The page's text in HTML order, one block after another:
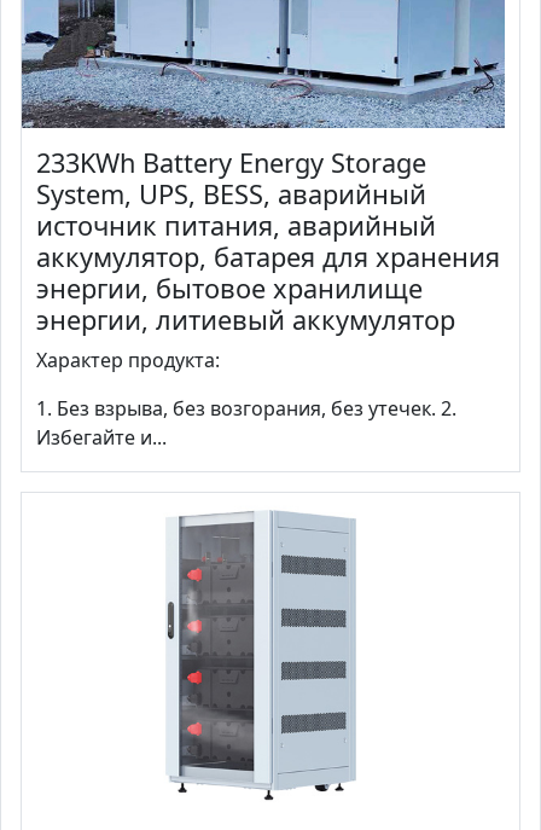
233KWh Battery Energy Storage
System, UPS, BESS, аварийный
источник питания, аварийный
аккумулятор, батарея для хранения
энергии, бытовое хранилище
энергии, литиевый аккумулятор
Характер продукта:
1. Без взрыва, без возгорания, без утечек. 2.
Избегайте и...